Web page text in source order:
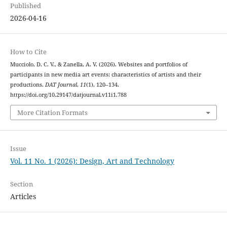
Published
2026-04-16
How to Cite
Mucciolo, D. C. V., & Zanella, A. V. (2026). Websites and portfolios of
participants in new media art events: characteristics of artists and their
productions. DAT Journal, 11(1), 120–134.
https://doi.org/10.29147/datjournal.v11i1.788
More Citation Formats
Issue
Vol. 11 No. 1 (2026): Design, Art and Technology
Section
Articles